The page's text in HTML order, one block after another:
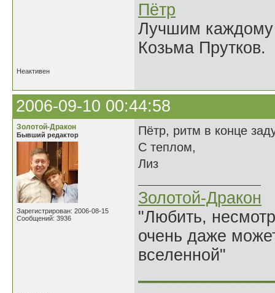
Пётр
Лучшим каждому
Козьма Прутков.
Неактивен
2006-09-10 00:44:58
Золотой-Дракон
Бывший редактор
Зарегистрирован: 2006-08-15
Сообщений: 3936
Пётр, ритм в конце
С теплом,
Лиз
Золотой-Дракон
"Любить,
очень даже
вселенной"